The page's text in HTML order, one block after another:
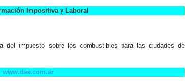
Impositiva y Laboral
del impuesto sobre los combustibles para las ciudades de
www.dae.com.ar